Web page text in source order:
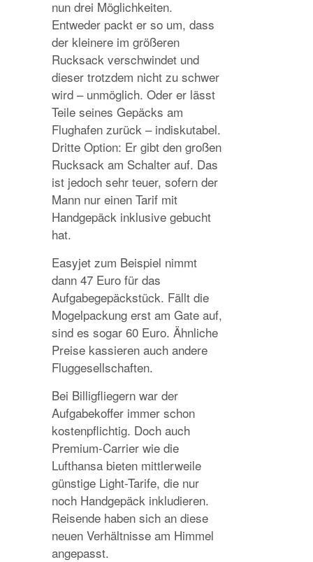
nun drei Möglichkeiten.
Entweder packt er so um, dass
der kleinere im größeren
Rucksack verschwindet und
dieser trotzdem nicht zu schwer
wird – unmöglich. Oder er lässt
Teile seines Gepäcks am
Flughafen zurück – indiskutabel.
Dritte Option: Er gibt den großen
Rucksack am Schalter auf. Das
ist jedoch sehr teuer, sofern der
Mann nur einen Tarif mit
Handgepäck inklusive gebucht
hat.
Easyjet zum Beispiel nimmt
dann 47 Euro für das
Aufgabegepäckstück. Fällt die
Mogelpackung erst am Gate auf,
sind es sogar 60 Euro. Ähnliche
Preise kassieren auch andere
Fluggesellschaften.
Bei Billigfliegern war der
Aufgabekoffer immer schon
kostenpflichtig. Doch auch
Premium-Carrier wie die
Lufthansa bieten mittlerweile
günstige Light-Tarife, die nur
noch Handgepäck inkludieren.
Reisende haben sich an diese
neuen Verhältnisse am Himmel
angepasst.